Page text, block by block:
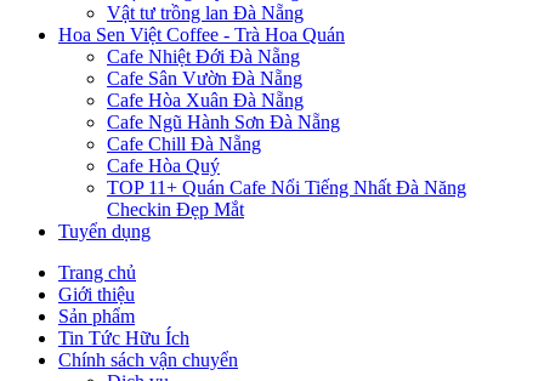
Vật tư trồng lan Đà Nẵng
Hoa Sen Việt Coffee - Trà Hoa Quán
Cafe Nhiệt Đới Đà Nẵng
Cafe Sân Vườn Đà Nẵng
Cafe Hòa Xuân Đà Nẵng
Cafe Ngũ Hành Sơn Đà Nẵng
Cafe Chill Đà Nẵng
Cafe Hòa Quý
TOP 11+ Quán Cafe Nổi Tiếng Nhất Đà Năng
Checkin Đẹp Mắt
Tuyển dụng
Trang chủ
Giới thiệu
Sản phẩm
Tin Tức Hữu Ích
Chính sách vận chuyển